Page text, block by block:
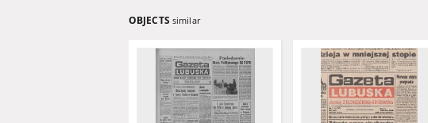
OBJECTS similar